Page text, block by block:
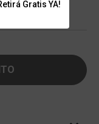
Gratis YA!